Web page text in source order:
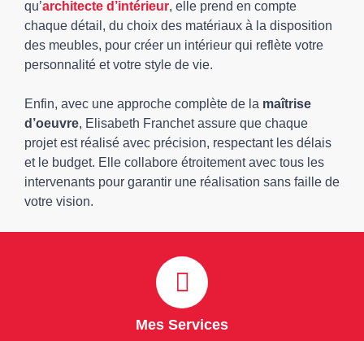
qu’architecte d’intérieur, elle prend en compte
chaque détail, du choix des matériaux à la disposition
des meubles, pour créer un intérieur qui reflète votre
personnalité et votre style de vie.
Enfin, avec une approche complète de la maîtrise
d’oeuvre, Elisabeth Franchet assure que chaque
projet est réalisé avec précision, respectant les délais
et le budget. Elle collabore étroitement avec tous les
intervenants pour garantir une réalisation sans faille de
votre vision.
Mes Services